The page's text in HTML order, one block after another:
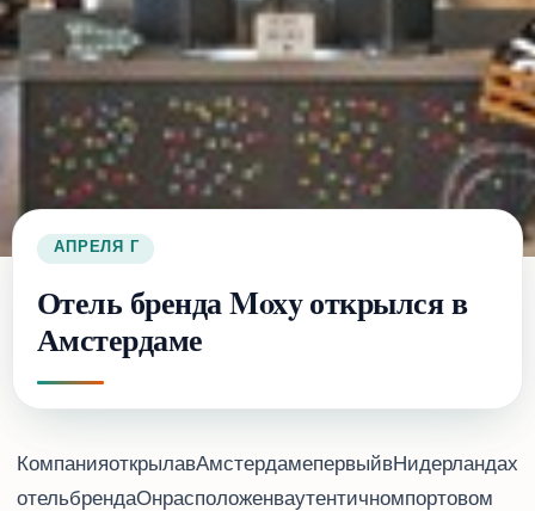
26 АПРЕЛЯ 2018 Г.
Отель бренда Moxy открылся в
Амстердаме
Компания Marriott International открыла в Амстердаме первый в Нидерландах
отель бренда Moxy. Он расположен в аутентичном портовом